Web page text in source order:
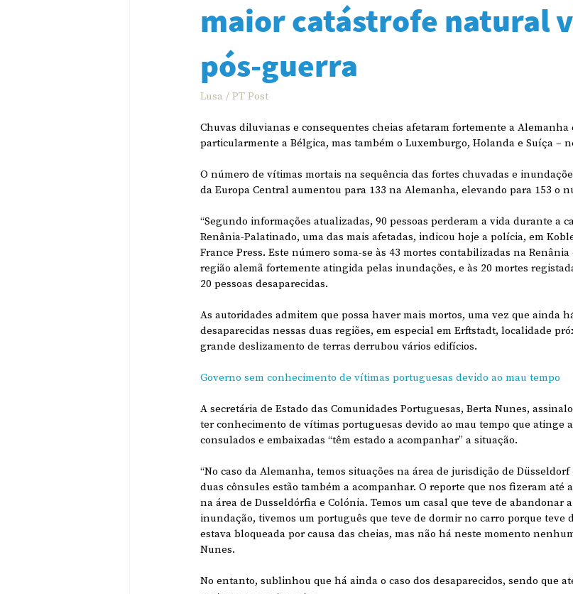
maior catástrofe natural
pós-guerra
Lusa / PT Post
Chuvas diluvianas e consequentes cheias afetaram fortemente a Alemanha
particularmente a Bélgica, mas também o Luxemburgo, Holanda e Suíça –
O número de vítimas mortais na sequência das fortes chuvadas e
da Europa Central aumentou para 133 na Alemanha, elevando para 153 o
“Segundo informações atualizadas, 90 pessoas perderam a vida durante a
Renânia-Palatinado, uma das mais afetadas, indicou hoje a polícia, em
France Press. Este número soma-se às 43 mortes contabilizadas na
região alemã fortemente atingida pelas inundações, e às 20 mortes
20 pessoas desaparecidas.
As autoridades admitem que possa haver mais mortos, uma vez que ainda
desaparecidas nessas duas regiões, em especial em Erftstadt, localidade
grande deslizamento de terras derrubou vários edifícios.
Governo sem conhecimento de vítimas portuguesas devido ao mau tempo
A secretária de Estado das Comunidades Portuguesas, Berta Nunes,
ter conhecimento de vítimas portuguesas devido ao mau tempo que atinge
consulados e embaixadas “têm estado a acompanhar” a situação.
“No caso da Alemanha, temos situações na área de jurisdição de
duas cônsules estão também a acompanhar. O reporte que nos fizeram até
na área de Dusseldórfia e Colónia. Temos um casal que teve de abandonar
inundação, tivemos um português que teve de dormir no carro porque teve
estava bloqueada por causa das cheias, mas não há neste momento
Nunes.
No entanto, sublinhou que há ainda o caso dos desaparecidos, sendo que